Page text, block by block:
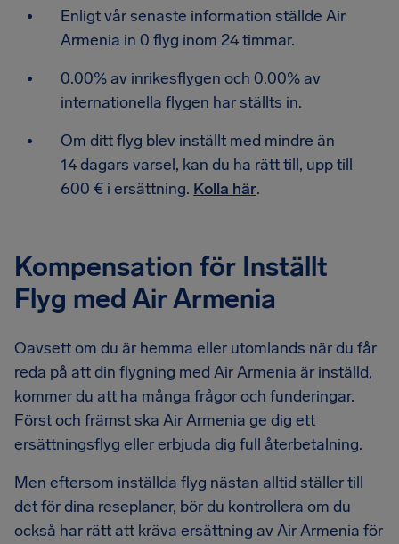
Enligt vår senaste information ställde Air
Armenia in 0 flyg inom 24 timmar.
0.00% av inrikesflygen och 0.00% av
internationella flygen har ställts in.
Om ditt flyg blev inställt med mindre än
14 dagars varsel, kan du ha rätt till, upp till
600 € i ersättning. Kolla här.
Kompensation för Inställt
Flyg med Air Armenia
Oavsett om du är hemma eller utomlands när du får
reda på att din flygning med Air Armenia är inställd,
kommer du att ha många frågor och funderingar.
Först och främst ska Air Armenia ge dig ett
ersättningsflyg eller erbjuda dig full återbetalning.
Men eftersom inställda flyg nästan alltid ställer till
det för dina reseplaner, bör du kontrollera om du
också har rätt att kräva ersättning av Air Armenia för